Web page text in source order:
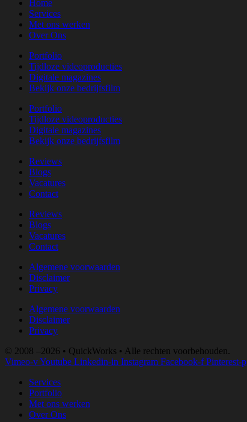
Home
Services
Met ons werken
Over Ons
Portfolio
Tijdloze videoproducties
Digitale magazines
Bekijk onze bedrijfsfilm
Portfolio
Tijdloze videoproducties
Digitale magazines
Bekijk onze bedrijfsfilm
Reviews
Blogs
Vacatures
Contact
Reviews
Blogs
Vacatures
Contact
Algemene voorwaarden
Disclaimer
Privacy
Algemene voorwaarden
Disclaimer
Privacy
© 2008 –2026 • QuickWorks • Alle rechten voorbehouden.
Vimeo-vYoutube Linkedin-in Instagram Facebook-f Pinterest-p
Services
Portfolio
Met ons werken
Over Ons